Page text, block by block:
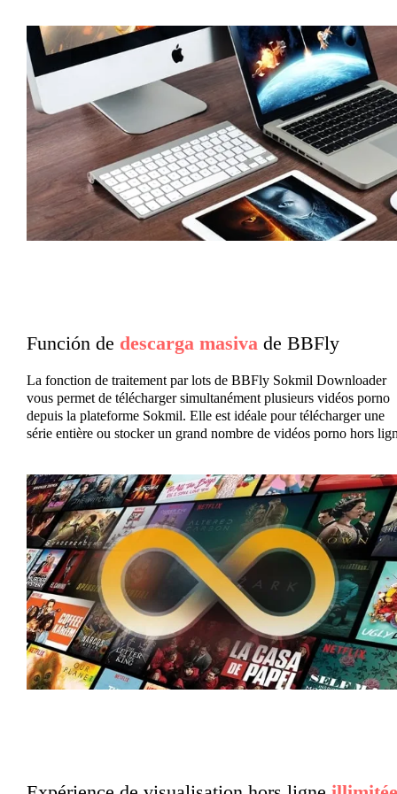
Función de descarga masivade BBFly
La fonction de traitement par lots de BBFly Sokmil Downloader
vous permet de télécharger simultanément plusieurs vidéos porno
depuis la plateforme Sokmil. Elle est idéale pour télécharger une
série entière ou stocker un grand nombre de vidéos porno hors